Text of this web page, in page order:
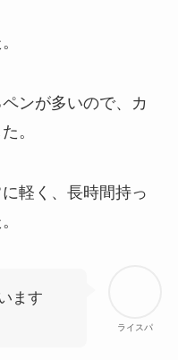
ンが多いので、カ
。
軽く、長時間持っ
ライスパ
ます